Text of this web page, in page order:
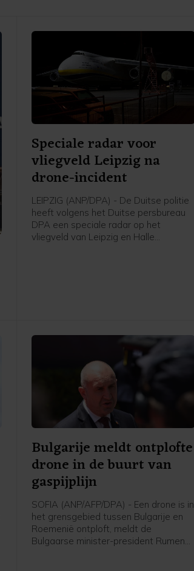
Speciale radar voor
vliegveld Leipzig na
drone-incident
LEIPZIG (ANP/DPA) - De Duitse politie
heeft volgens het Duitse persbureau
DPA een speciale radar op het
vliegveld van Leipzig en Halle
Bulgarije meldt ontplofte
drone in de buurt van
gaspijplijn
SOFIA (ANP/AFP/DPA) - Een drone is in
het grensgebied tussen Bulgarije en
Roemenië ontploft, meldt de
Bulgaarse minister-president Rumen